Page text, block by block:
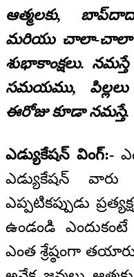
ఆత్మలకు,
మరియు చాలా-చాలా
శుభాకాంక్షలు.
సమయము, పిల్లలు
ఈరోజు కూడా నమస్తే.
ఎడ్యుకేషన్ వింగ్:-
ఎడ్యుకేషన్ వారు
ఎప్పటికప్పుడు
ఉండండి
ఎంత శ్రేష్ఠంగా